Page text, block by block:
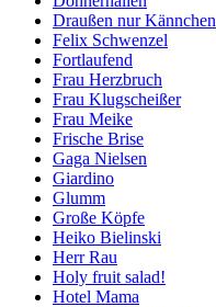
Draußen nur Kännchen
Felix Schwenzel
Fortlaufend
Frau Herzbruch
Frau Klugscheißer
Frau Meike
Frische Brise
Gaga Nielsen
Giardino
Glumm
Große Köpfe
Heiko Bielinski
Herr Rau
Holy fruit salad!
Hotel Mama